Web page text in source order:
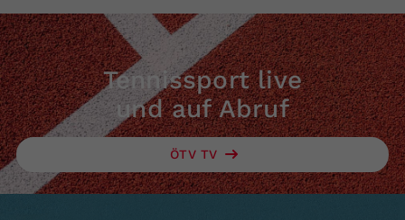
Tennissport live
und auf Abruf
ÖTV TV